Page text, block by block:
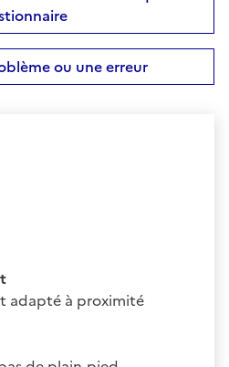
ou une erreur
adapté à proximité